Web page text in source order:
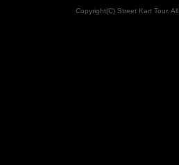
Copyright(C) Street Kart Tour.